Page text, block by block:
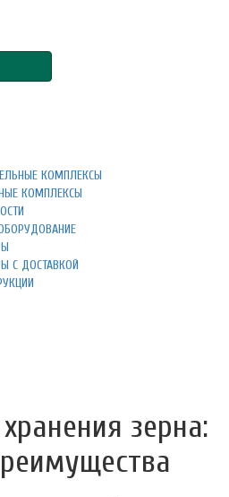
КОМПЛЕКСЫ
КОМПЛЕКСЫ
С ДОСТАВКОЙ
зерна: